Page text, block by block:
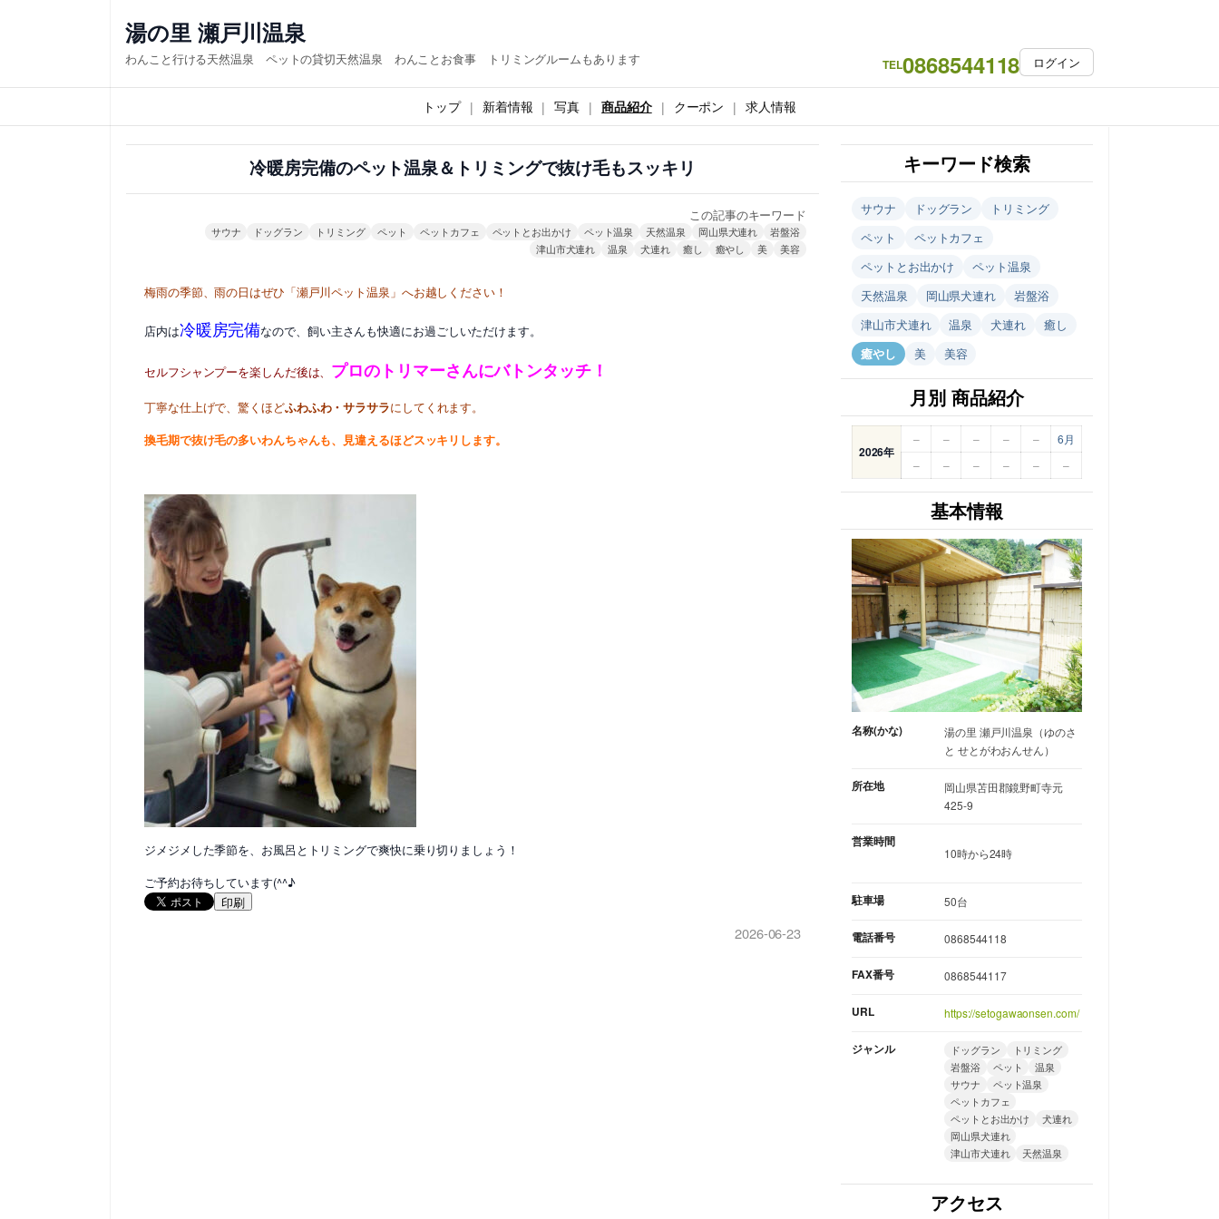
ス
キ
湯の里 瀬戸川温泉
わんこと行ける天然温泉 ペットの貸切天然温泉 わんことお食事 トリミングルームもあります TEL0868544118 ログイン
トップ 新着情報 写真 商品紹介 クーポン 求人情報
冷暖房完備のペット温泉＆トリミングで抜け毛もスッキリ
この記事のキーワード
サウナ ドッグラン トリミング ペット ペットカフェ ペットとお出かけ ペット温泉 天然温泉 岡山県犬連れ
岩盤浴
津山市犬連れ
温泉 犬連れ 癒し 癒やし 美 美容
梅雨の季節、雨の日はぜひ「瀬戸川ペット温泉」へお越しください！
店内は冷暖房完備なので、飼い主さんも快適にお過ごしいただけます。
セルフシャンプーを楽しんだ後は、 プロのトリマーさんにバトンタッチ！
丁寧な仕上げで、驚くほどふわふわ・サラサラにしてくれます。
換毛期で抜け毛の多いわんちゃんも、見違えるほどスッキリします。
ジメジメした季節を、お風呂とトリミングで爽快に乗り切りましょう！
ご予約お待ちしています(^^♪
印刷
2026-06-23
キーワード検索
サウナ ドッグラン
トリミング
ペット
ペットカフェ
ペットとお出かけ
ペット温泉
天然温泉
岡山県犬連れ
岩盤浴
津山市犬連れ
温泉 犬連れ
癒し
癒やし
美 美容
月別 商品紹介
2026年
– – – – –
6月
–
– – – – –
基本情報
名称(かな)
湯の里 瀬戸川温泉（ゆのさ
と せとがわおんせん）
所在地
岡山県苫田郡鏡野町寺元
425-9
営業時間
10時から24時
駐車場 50台
電話番号 0868544118
FAX番号 0868544117
URL https://setogawaonsen.com/
ジャンル ドッグラン
トリミング
岩盤浴
ペット
温泉
サウナ
ペット温泉
ペットカフェ
ペットとお出かけ
犬連れ
岡山県犬連れ
津山市犬連れ
天然温泉
アクセス